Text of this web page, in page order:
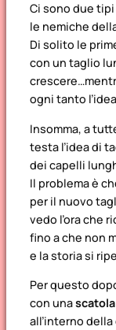
Ci sono due
le nemiche
Di solito le
con un taglio
ogni tanto
Insomma, a
testa l’idea di
dei capelli
Il problema è
per il nuovo
vedo l’ora che
fino a che non
e la storia si
Per questo
con una
all’interno